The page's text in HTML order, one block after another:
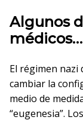
Algunos
médicos…
El régimen nazi
cambiar la
medio de
“eugenesia”.